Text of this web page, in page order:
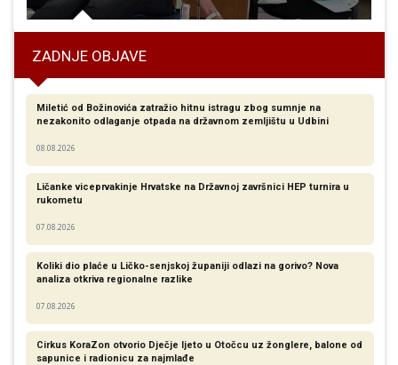
ZADNJE OBJAVE
Miletić od Božinovića zatražio hitnu istragu zbog sumnje na
nezakonito odlaganje otpada na državnom zemljištu u Udbini
08.08.2026
Ličanke viceprvakinje Hrvatske na Državnoj završnici HEP turnira u
rukometu
07.08.2026
Koliki dio plaće u Ličko-senjskoj županiji odlazi na gorivo? Nova
analiza otkriva regionalne razlike​
07.08.2026
Cirkus KoraZon otvorio Dječje ljeto u Otočcu uz žonglere, balone od
sapunice i radionicu za najmlađe